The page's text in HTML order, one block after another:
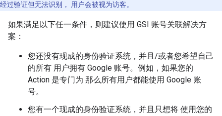
经过验证但无法识别， 用户会被视为访客。
如果满足以下任一条件，则建议使用 GSI 账号关联解决方
案：
您还没有现成的身份验证系统，并且/或者您希望自己
的所有 用户拥有 Google 账号。例如，如果您的
Action 是专门为 那么所有用户都能使用 Google 账
号。
您有一个现成的身份验证系统，并且只想将 使用您的